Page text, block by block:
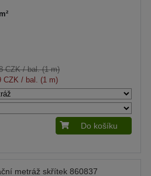
CZK/ bal. (1 m)
CZK / bal. (1 m)
Do košíku
metráž skřítek 860837